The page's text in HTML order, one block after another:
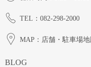
TEL：082-298-2000
MAP：店舗・駐車場地
BLOG